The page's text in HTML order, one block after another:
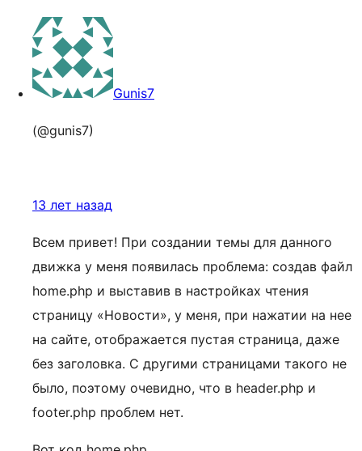
Gunis7
(@gunis7)
13 лет назад
Всем привет! При создании темы для данного
движка у меня появилась проблема: создав файл
home.php и выставив в настройках чтения
страницу «Новости», у меня, при нажатии на нее
на сайте, отображается пустая страница, даже
без заголовка. С другими страницами такого не
было, поэтому очевидно, что в header.php и
footer.php проблем нет.